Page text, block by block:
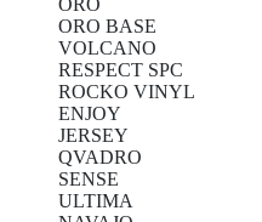
ORO BASE
VOLCANO
RESPECT SPC
ROCKO VINYL
ENJOY
JERSEY
QVADRO
SENSE
ULTIMA